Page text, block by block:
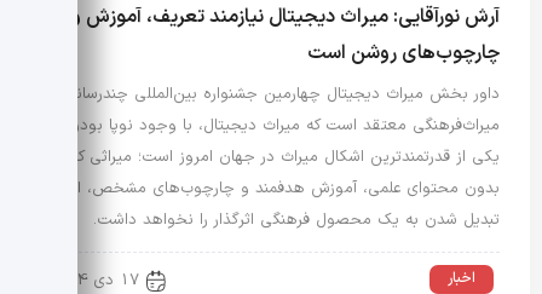
آرش نورآقایی: میراث دیجیتال نیازمند تعریف، آموزش و
چارچوب‌های روشن است
داور بخش میراث دیجیتال چهارمین جشنواره بین‌المللی چندرسانه‌ای
میراث‌فرهنگی معتقد است که میراث دیجیتال، با وجود نوپا بودن،
یکی از قدرتمندترین اشکال میراث در جهان امروز است؛ میراثی که
بدون محتوای علمی، آموزش هدفمند و چارچوب‌های مشخص، امکان
تبدیل شدن به یک محصول فرهنگی اثرگذار را نخواهد داشت.
اخبار 17 دی 1404